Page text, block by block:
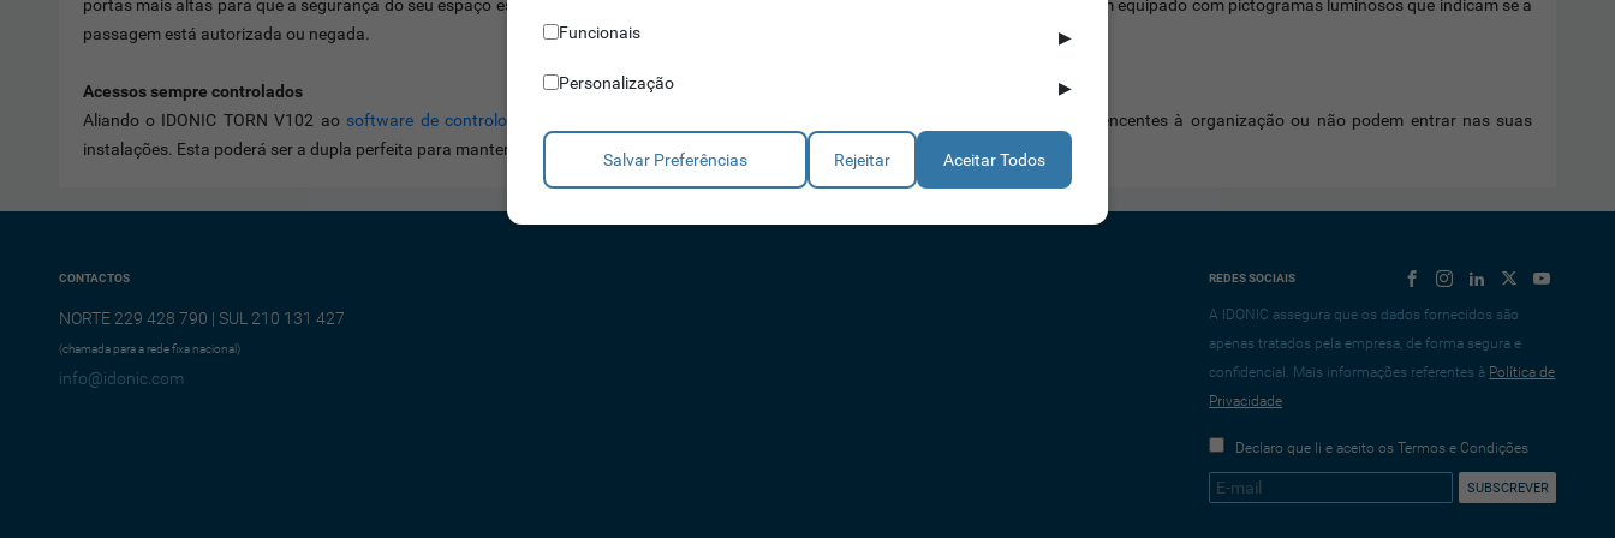
portas mais altas para que a segurança do seu espaço esteja sempre em dia! Para uma experiência mais facilitada, este equipamento vem equipado com pictogramas luminosos que indicam se a
passagem está autorizada ou negada.
Acessos sempre controlados
Aliando o IDONIC TORN V102 ao software de controlo de acessos IdAccess
, conseguirá definir quem, quando e onde pessoas pertencentes à organização ou não podem entrar nas suas
instalações. Esta poderá ser a dupla perfeita para manter a segurança das suas instalações.
CONTACTOS
NORTE 229 428 790 | SUL 210 131 427
(chamada para a rede fixa nacional)
info@idonic.com
REDES SOCIAIS
A IDONIC assegura que os dados fornecidos são
apenas tratados pela empresa, de forma segura e
confidencial. Mais informações referentes à Política de
Privacidade
Declaro que li e aceito os Termos e Condições
Funcionais ▶
Personalização ▶
Salvar Preferências Rejeitar Aceitar Todos